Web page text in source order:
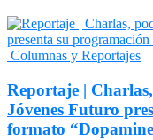
Columnas y Reportajes
Reportaje |
Jóvenes Futuro
formato